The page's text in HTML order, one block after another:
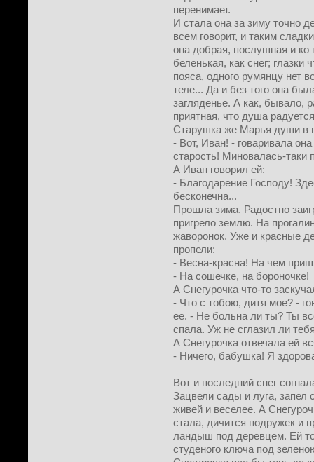
перенимает.
И стала она за зиму точно
всем говорит, и таким
она добрая, послушная и
беленькая, как снег; глазки
пояса, одного румянцу нет
теле... Да и без того она
загляденье. А как, бывало,
приятная, что душа
Старушка же Марья души в
- Вот, Иван! - говаривала
старость! Миновалась-таки
А Иван говорил ей:
- Благодарение Господу!
бесконечна...
Прошла зима. Радостно
пригрело землю. На
жаворонок. Уже и красные
пропели:
- Весна-красна! На чем
- На сошечке, на бороночке!
А Снегурочка что-то
- Что с тобою, дитя мое? -
ее. - Не больна ли ты? Ты
спала. Уж не сглазил ли
А Снегурочка отвечала ей
- Ничего, бабушка! Я
Вот и последний снег
Зацвели сады и луга, запел
живей и веселее. А
стала, дичится подружек и
ландыш под деревцем. Ей
студеного ключа под